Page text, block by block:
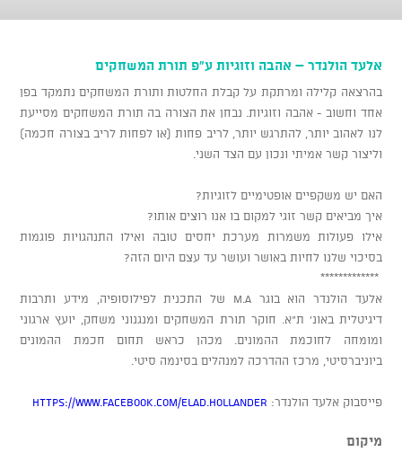
אלעד הולנדר – אהבה וזוגיות ע"פ תורת המשחקים
בהרצאה קלילה ומרתקת על קבלת החלטות ותורת המשחקים נתמקד בפן
אחד וחשוב - אהבה וזוגיות. נבחן את הצורה בה תורת המשחקים מסייעת
לנו לאהוב יותר, להתרגש יותר, לריב פחות (או לפחות לריב בצורה חכמה)
וליצור קשר אמיתי ונכון עם הצד השני.
האם יש משקפיים אופטימיים לזוגיות?
איך מביאים קשר זוגי למקום בו אנו רוצים אותו?
אילו פעולות משמרות מערכת יחסים טובה ואילו התנהגויות פוגמות
בסיכוי שלנו לחיות באושר ועושר עד עצם היום הזה?
*************
אלעד הולנדר הוא בוגר M.A של התכנית לפילוסופיה, מידע ותרבות
דיגיטלית באונ' ת"א. חוקר תורת המשחקים ומנגנוני משחק, יועץ ארגוני
ומומחה לחוכמת ההמונים. מכהן כראש תחום חכמת ההמונים
ביוניברסיטי, מרכז ההדרכה למנהלים בסינמה סיטי.
פייסבוק אלעד הולנדר: https://www.facebook.com/elad.hollander
מיקום